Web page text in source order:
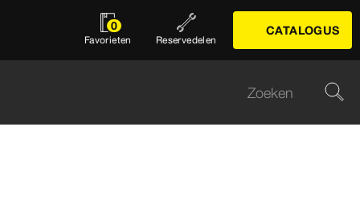
0
Favorieten Reservedelen
CATALOGUS